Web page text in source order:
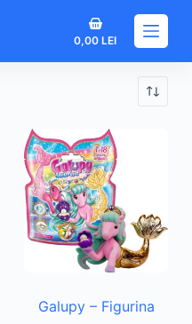
Coș
de
cumpărături
0,00LEI
Galupy – Figurina